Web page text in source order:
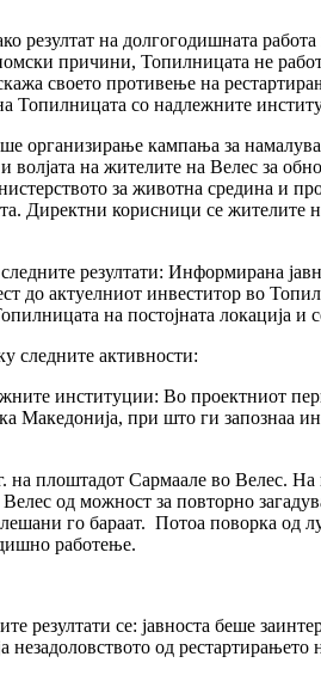
резултат на долгогодишната
причини, Топилницата не
своето противење на
Топилницата со надлежните
организирање кампања за
волјата на жителите на Велес за
за животна средина и
Директни корисници се жителите
резултати: Информирана
до актуелниот инвеститор во
на постојната локација и
следните активности:
институции: Во проектниот
Македонија, при што ги запознаа
плоштадот Сармаале во Велес.
од можност за повторно
го бараат. Потоа поворка од
работење.
резултати се: јавноста беше
незадоловството од